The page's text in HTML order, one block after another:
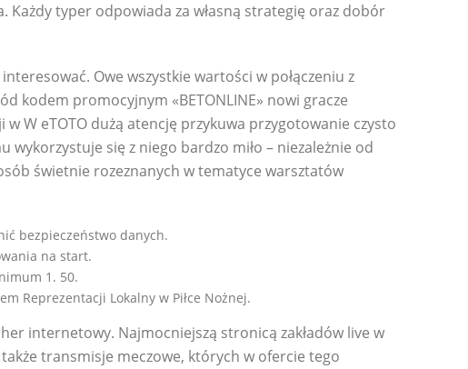
typer odpowiada za własną strategię oraz dobór
Owe wszystkie wartości w połączeniu z
kodem promocyjnym «BETONLINE» nowi gracze
W eTOTO dużą atencję przykuwa przygotowanie czysto
się z niego bardzo miło – niezależnie od
świetnie rozeznanych w tematyce warsztatów
bezpieczeństwo danych.
na start.
1. 50.
Reprezentacji Lokalny w Piłce Nożnej.
internetowy. Najmocniejszą stronicą zakładów live w
także transmisje meczowe, których w ofercie tego